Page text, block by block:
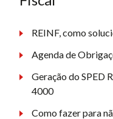
REINF, como
Agenda de
Geração do SPED
4000
Como fazer para